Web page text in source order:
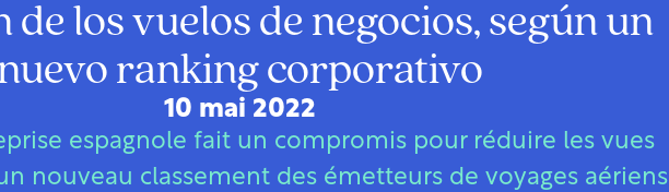
los vuelos de negocios, según un
ranking corporativo
10 mai 2022
espagnole fait un compromis pour réduire les vues
nouveau classement des émetteurs de voyages aériens